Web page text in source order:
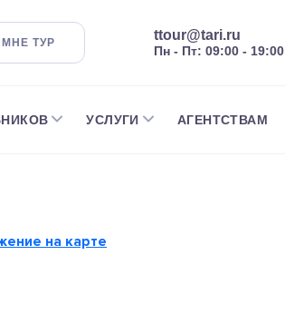
ТУР ttour@tari.ru
Пн - Пт: 09:00 - 19:00
УСЛУГИ АГЕНТСТВАМ
на карте